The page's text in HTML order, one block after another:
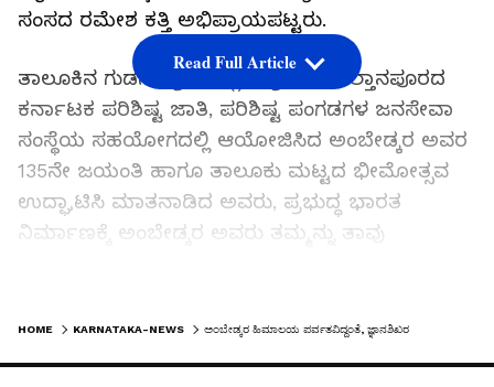
ಸಂಸದ ರಮೇಶ ಕತ್ತಿ ಅಭಿಪ್ರಾಯಪಟ್ಟರು.
ತಾಲೂಕಿನ ಗುಡಸ ಗ್ರಾಮದಲ್ಲಿ ಶುಕ್ರವಾರ ಸುಲ್ತಾನಪೂರದ
ಕರ್ನಾಟಕ ಪರಿಶಿಷ್ಟ ಜಾತಿ, ಪರಿಶಿಷ್ಟ ಪಂಗಡಗಳ ಜನಸೇವಾ
ಸಂಸ್ಥೆಯ ಸಹಯೋಗದಲ್ಲಿ ಆಯೋಜಿಸಿದ ಅಂಬೇಡ್ಕರ ಅವರ
135ನೇ ಜಯಂತಿ ಹಾಗೂ ತಾಲೂಕು ಮಟ್ಟದ ಭೀಮೋತ್ಸವ
ಉದ್ಘಾಟಿಸಿ ಮಾತನಾಡಿದ ಅವರು, ಪ್ರಭುದ್ಧ ಭಾರತ
ನಿರ್ಮಾಣಕ್ಕೆ ಅಂಬೇಡ್ಕರ ಅವರು ತಮ್ಮನ್ನು ತಾವು
Read Full Article
HOME KARNATAKA-NEWS ಅಂಬೇಡ್ಕರ ಹಿಮಾಲಯ ಪರ್ವತವಿದ್ದಂತೆ, ಜ್ಞಾನಶಿಖರ